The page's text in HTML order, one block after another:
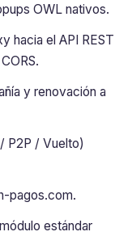
OWL nativos.
hacia el API REST
y renovación a
P2P / Vuelto)
pagos.com.
estándar